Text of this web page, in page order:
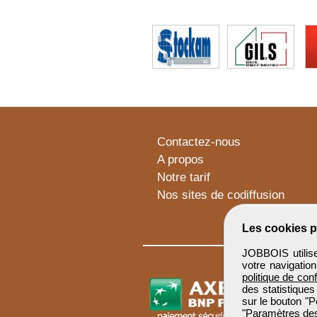
Les cookies
JOBBOIS
votre
politique de
des
sur le bouton
"Paramètres
Contactez-nous
A propos
Notre tarif
Nos sites de codiffusion